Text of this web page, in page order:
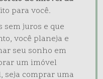
para você.
sem juros e que
você planeja e
seu sonho em
um imóvel
seja comprar uma